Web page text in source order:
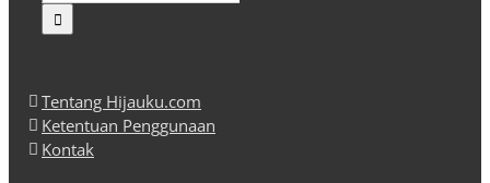
for:
Tentang Hijauku.com
Ketentuan Penggunaan
Kontak